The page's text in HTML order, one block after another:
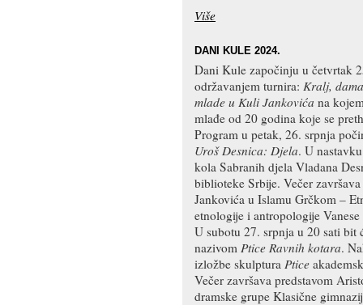
Više
DANI KULE 2024.
Dani Kule započinju u četvrtak
održavanjem turnira: Kralj,
mlade u Kuli Jankovića na
mlađe od 20 godina koje se
Program u petak, 26. srpnja
Uroš Desnica: Djela. U
kola Sabranih djela Vladana
biblioteke Srbije. Večer
Jankovića u Islamu Grčkom –
etnologije i antropologije
U subotu 27. srpnja u 20 sati bit
nazivom Ptice Ravnih kotara.
izložbe skulptura Ptice
Večer završava predstavom
dramske grupe Klasične